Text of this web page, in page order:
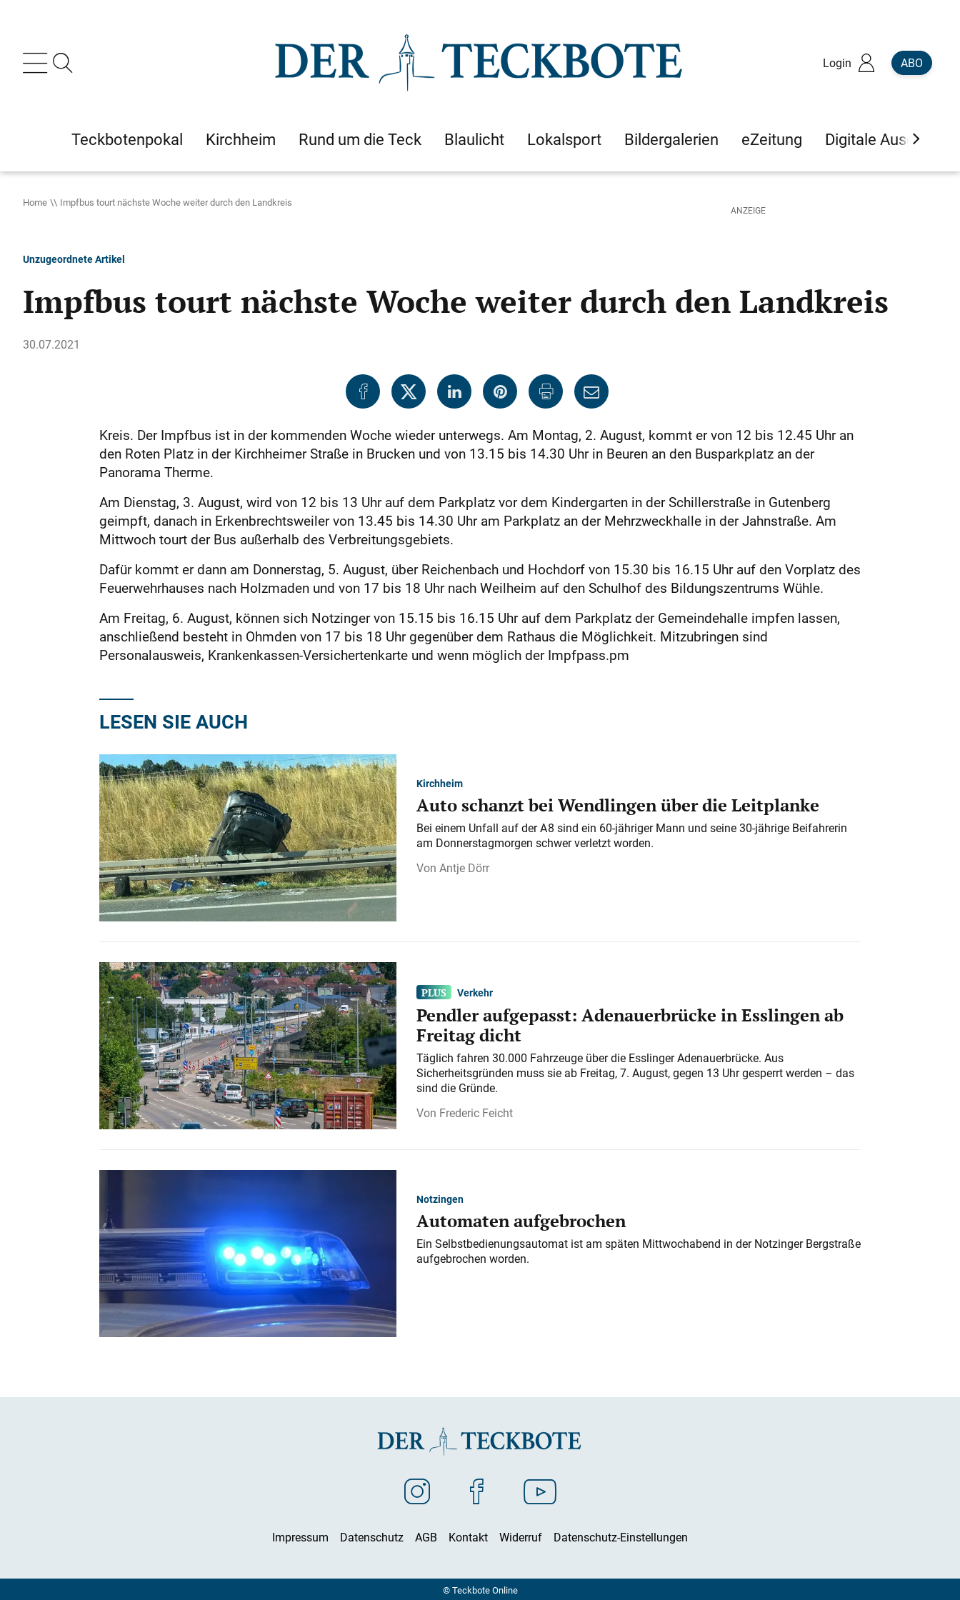
Login ABO
Teckbotenpokal Kirchheim Rund um die Teck Blaulicht Lokalsport Bildergalerien eZeitung Digitale Ausgaben
Home Impfbus tourt nächste Woche weiter durch den Landkreis
Unzugeordnete Artikel
Impfbus tourt nächste Woche weiter durch den Landkreis
30.07.2021
Kreis. Der Impfbus ist in der kommenden Woche wieder unterwegs. Am Montag, 2. August, kommt er von 12 bis 12.45 Uhr an
den Roten Platz in der Kirchheimer Straße in Brucken und von 13.15 bis 14.30 Uhr in Beuren an den Busparkplatz an der
Panorama Therme.
Am Dienstag, 3. August, wird von 12 bis 13 Uhr auf dem Parkplatz vor dem Kindergarten in der Schillerstraße in Gutenberg
geimpft, danach in Erkenbrechtsweiler von 13.45 bis 14.30 Uhr am Parkplatz an der Mehrzweckhalle in der Jahnstraße. Am
Mittwoch tourt der Bus außerhalb des Verbreitungsgebiets.
Dafür kommt er dann am Donnerstag, 5. August, über Reichenbach und Hochdorf von 15.30 bis 16.15 Uhr auf den Vorplatz des
Feuerwehrhauses nach Holzmaden und von 17 bis 18 Uhr nach Weilheim auf den Schulhof des Bildungszentrums Wühle.
Am Freitag, 6. August, können sich Notzinger von 15.15 bis 16.15 Uhr auf dem Parkplatz der Gemeindehalle impfen lassen,
anschließend besteht in Ohmden von 17 bis 18 Uhr gegenüber dem Rathaus die Möglichkeit. Mitzubringen sind
Personalausweis, Krankenkassen-Versichertenkarte und wenn möglich der Impfpass.pm
LESEN SIE AUCH
Kirchheim
Auto schanzt bei Wendlingen über die Leitplanke
Bei einem Unfall auf der A 8 sind ein 60-jähriger Mann und seine 30-jährige Beifahrerin
am Donnerstagmorgen schwer verletzt worden.
Antje Dörr
Verkehr
Pendler aufgepasst: Adenauerbrücke in Esslingen ab
Freitag dicht
Täglich fahren 30.000 Fahrzeuge über die Esslinger Adenauerbrücke. Aus
Sicherheitsgründen muss sie ab Freitag, 7. August, gegen 13 Uhr gesperrt werden – das
sind die Gründe.
Frederic Feicht
Notzingen
Automaten aufgebrochen
Ein Selbstbedienungsautomat ist am späten Mittwochabend in der Notzinger Bergstraße
aufgebrochen worden.
Impressum Datenschutz AGB Kontakt Widerruf Datenschutz-Einstellungen
© Teckbote Online